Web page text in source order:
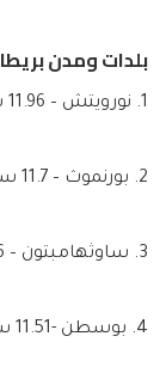
بلدات ومدن
1. نورويتش – 11.96 سنة
2. بورنموث – 11.7 سنة
3. ساوثهامبتون – 11.66 سنة
4. بوسطن -11.51 سنة